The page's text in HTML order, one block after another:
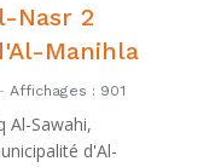
Nasr 2
Manihla
Affichages : 901
Al-Sawahi,
d'Al-